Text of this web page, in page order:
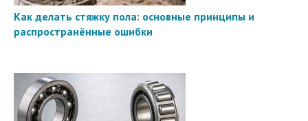
Как делать стяжку пола: основные принципы и
распространённые ошибки